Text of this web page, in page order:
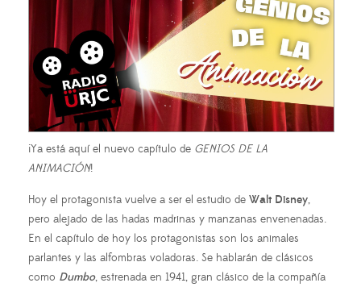
¡Ya está aquí el nuevo capítulo de GENIOS DE LA
ANIMACIÓN!
Hoy el protagonista vuelve a ser el estudio de Walt Disney,
pero alejado de las hadas madrinas y manzanas envenenadas.
En el capítulo de hoy los protagonistas son los animales
parlantes y las alfombras voladoras. Se hablarán de clásicos
como Dumbo, estrenada en 1941, gran clásico de la compañía